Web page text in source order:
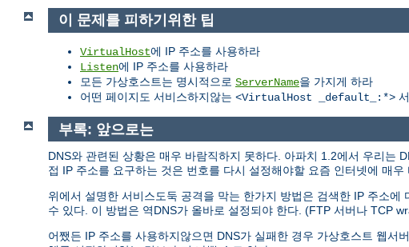
이 문제를 피하기위한 팁
VirtualHost에 IP 주소를 사용하라
Listen에 IP 주소를 사용하라
모든 가상호스트는 명시적으로 ServerName을 가지게 하라
어떤 페이지도 서비스하지않는 <VirtualHost _default_:*>
부록: 앞으로는
DNS와 관련된 상황은 매우 바람직하지 못하다. 아파치 1.2에서 우리는
접 IP 주소를 요구하는 것은 번호를 다시 설정해야할 요즘 인터넷에 매우
위에서 설명한 서비스도둑 공격을 막는 한가지 방법은 검색한 IP 주소
수 있다. 이 방법은 역DNS가 올바로 설정되야 한다. (FTP 서버나 TCP
어쨌든 IP 주소를 사용하지않으면 DNS가 실패한 경우 가상호스트 웹